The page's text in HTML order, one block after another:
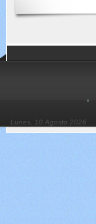
Lunes, 10 Agosto 2026